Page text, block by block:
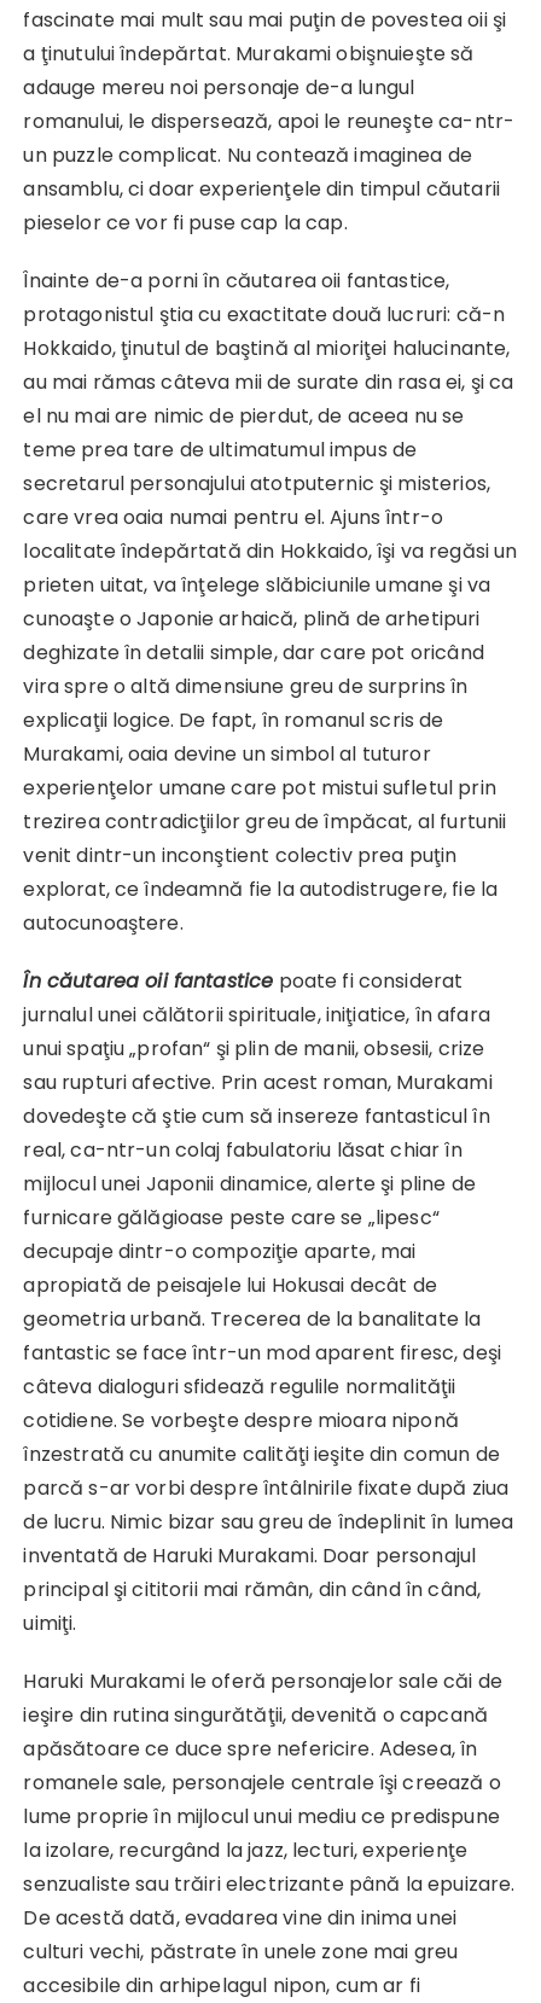
fascinate mai mult sau mai puţin de povestea oii şi
a ţinutului îndepărtat. Murakami obişnuieşte să
adauge mereu noi personaje de-a lungul
romanului, le dispersează, apoi le reuneşte ca-ntr-
un puzzle complicat. Nu contează imaginea de
ansamblu, ci doar experienţele din timpul căutarii
pieselor ce vor fi puse cap la cap.
Înainte de-a porni în căutarea oii fantastice,
protagonistul ştia cu exactitate două lucruri: că-n
Hokkaido, ţinutul de baştină al mioriţei halucinante,
au mai rămas câteva mii de surate din rasa ei, şi ca
el nu mai are nimic de pierdut, de aceea nu se
teme prea tare de ultimatumul impus de
secretarul personajului atotputernic şi misterios,
care vrea oaia numai pentru el. Ajuns într-o
localitate îndepărtată din Hokkaido, îşi va regăsi un
prieten uitat, va înţelege slăbiciunile umane şi va
cunoaşte o Japonie arhaică, plină de arhetipuri
deghizate în detalii simple, dar care pot oricând
vira spre o altă dimensiune greu de surprins în
explicaţii logice. De fapt, în romanul scris de
Murakami, oaia devine un simbol al tuturor
experienţelor umane care pot mistui sufletul prin
trezirea contradicţiilor greu de împăcat, al furtunii
venit dintr-un inconştient colectiv prea puţin
explorat, ce îndeamnă fie la autodistrugere, fie la
autocunoaştere.
În căutarea oii fantastice poate fi considerat
jurnalul unei călătorii spirituale, iniţiatice, în afara
unui spaţiu „profan“ şi plin de manii, obsesii, crize
sau rupturi afective. Prin acest roman, Murakami
dovedeşte că ştie cum să insereze fantasticul în
real, ca-ntr-un colaj fabulatoriu lăsat chiar în
mijlocul unei Japonii dinamice, alerte şi pline de
furnicare gălăgioase peste care se „lipesc“
decupaje dintr-o compoziţie aparte, mai
apropiată de peisajele lui Hokusai decât de
geometria urbană. Trecerea de la banalitate la
fantastic se face într-un mod aparent firesc, deşi
câteva dialoguri sfidează regulile normalităţii
cotidiene. Se vorbeşte despre mioara niponă
înzestrată cu anumite calităţi ieşite din comun de
parcă s-ar vorbi despre întâlnirile fixate după ziua
de lucru. Nimic bizar sau greu de îndeplinit în lumea
inventată de Haruki Murakami. Doar personajul
principal şi cititorii mai rămân, din când în când,
uimiţi.
Haruki Murakami le oferă personajelor sale căi de
ieşire din rutina singurătăţii, devenită o capcană
apăsătoare ce duce spre nefericire. Adesea, în
romanele sale, personajele centrale îşi creează o
lume proprie în mijlocul unui mediu ce predispune
la izolare, recurgând la jazz, lecturi, experienţe
senzualiste sau trăiri electrizante până la epuizare.
De acestă dată, evadarea vine din inima unei
culturi vechi, păstrate în unele zone mai greu
accesibile din arhipelagul nipon, cum ar fi